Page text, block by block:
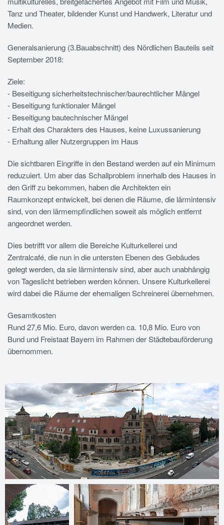
Tanz und Theater, bildender Kunst und Handwerk, Literatur und
Medien.
Generalsanierung (3.Bauabschnitt) des Nördlichen Bauteils seit
September 2018:
Ziele:
- Beseitigung sicherheitstechnischer/baurechtlicher Mängel
- Beseitigung funktionaler Mängel
- Beseitigung bautechnischer Mängel
- Erhalt des Charakters des Hauses, keine Luxussanierung
- Erhaltung aller Nutzergruppen im Haus
Die sichtbaren Eingriffe in den Bestand werden auf ein Minimum
reduzuiert. Um aber das Schallproblem innerhalb des Hauses in
den Griff zu bekommen, haben die Architekten ein
Raumkonzept entwickelt, bei denen die Räume, die lärmintensiv
sind, von den lärmempfindlichen soweit als möglich entfernt
angeordnet werden.
Dies betrifft vor allem die Bereiche Kulturkellerei und
Zentralcafé, die nun in die untersten Ebenen des Gebäudes
gelegt werden, da sie lärmintensiv sind, aber auch unabhängig
von Tageslicht betrieben werden können. Unsere Kulturkellerei
wird dabei die Räume der ehemaligen Schreinerei übernehmen.
Gesamtkosten
Rund 27,6 Mio. Euro, davon werden ca. 10,8 Mio. Euro von
Bund und Freistaat Bayern im Rahmen der Städtebauförderung
übernommen.